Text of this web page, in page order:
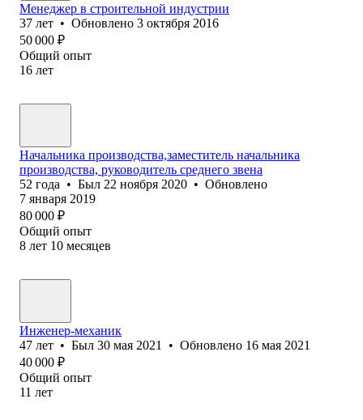
Менеджер в строительной индустрии
37 лет • Обновлено 3 октября 2016
50 000 ₽
Общий опыт
16 лет
Начальника производства,заместитель начальника
производства, руководитель среднего звена
52 года • Был 22 ноября 2020 • Обновлено
7 января 2019
80 000 ₽
Общий опыт
8 лет 10 месяцев
Инженер-механик
47 лет • Был 30 мая 2021 • Обновлено 16 мая 2021
40 000 ₽
Общий опыт
11 лет